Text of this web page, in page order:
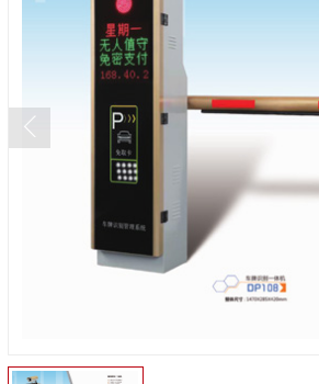
人脸识别系统，刷脸开闸
超市摆闸